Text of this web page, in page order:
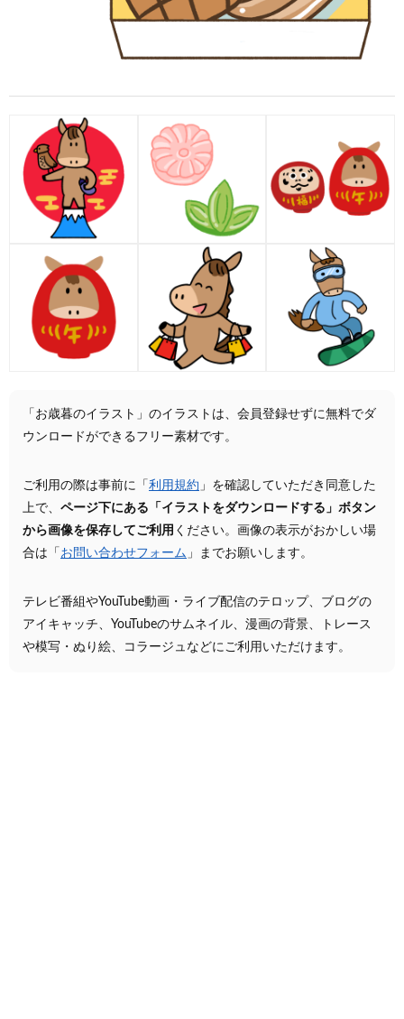
「お歳暮のイラスト」のイラストは、会員登録せずに無料でダ
ウンロードができるフリー素材です。
ご利用の際は事前に「 利用規約 」を確認していただき同意した
上で、 ページ下にある「イラストをダウンロードする」ボタン
から画像を保存してご利用 ください。画像の表示がおかしい場
合は「 お問い合わせフォーム 」までお願いします。
テレビ番組やYouTube動画・ライブ配信のテロップ、ブログの
アイキャッチ、YouTubeのサムネイル、漫画の背景、トレース
や模写・ぬり絵、コラージュなどにご利用いただけます。